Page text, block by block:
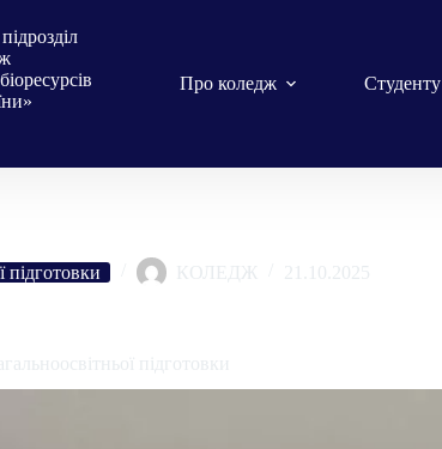
Про коледж Студенту
підготовки КОЛЕДЖ 21.10.2025
підготовки